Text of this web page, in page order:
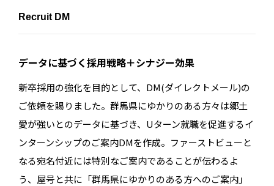
Recruit DM
データに基づく採用戦略＋シナジー効果
新卒採用の強化を目的として、DM(ダイレクトメール)の
ご依頼を賜りました。群馬県にゆかりのある方々は郷土
愛が強いとのデータに基づき、Uターン就職を促進するイ
ンターンシップのご案内DMを作成。ファーストビューと
なる宛名付近には特別なご案内であることが伝わるよ
う、屋号と共に「群馬県にゆかりのある方へのご案内」